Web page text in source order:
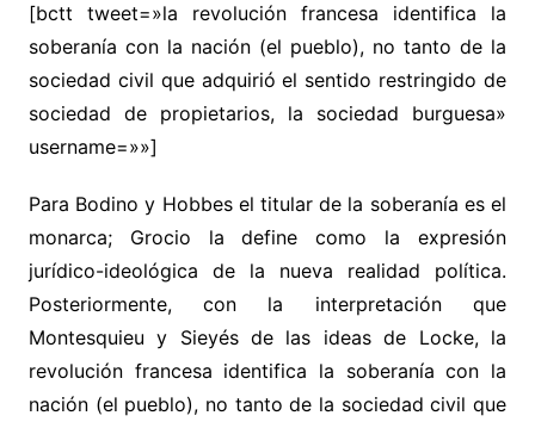
[bctt tweet=»la revolución francesa identifica la
soberanía con la nación (el pueblo), no tanto de la
sociedad civil que adquirió el sentido restringido de
sociedad de propietarios, la sociedad burguesa»
username=»»]
Para Bodino y Hobbes el titular de la soberanía es el
monarca; Grocio la define como la expresión
jurídico-ideológica de la nueva realidad política.
Posteriormente, con la interpretación que
Montesquieu y Sieyés de las ideas de Locke, la
revolución francesa identifica la soberanía con la
nación (el pueblo), no tanto de la sociedad civil que